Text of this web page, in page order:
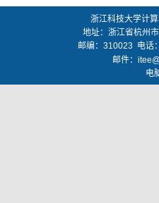
浙江科技大学计
地址：浙江省杭州
邮编： 310023 电话
邮件：
电